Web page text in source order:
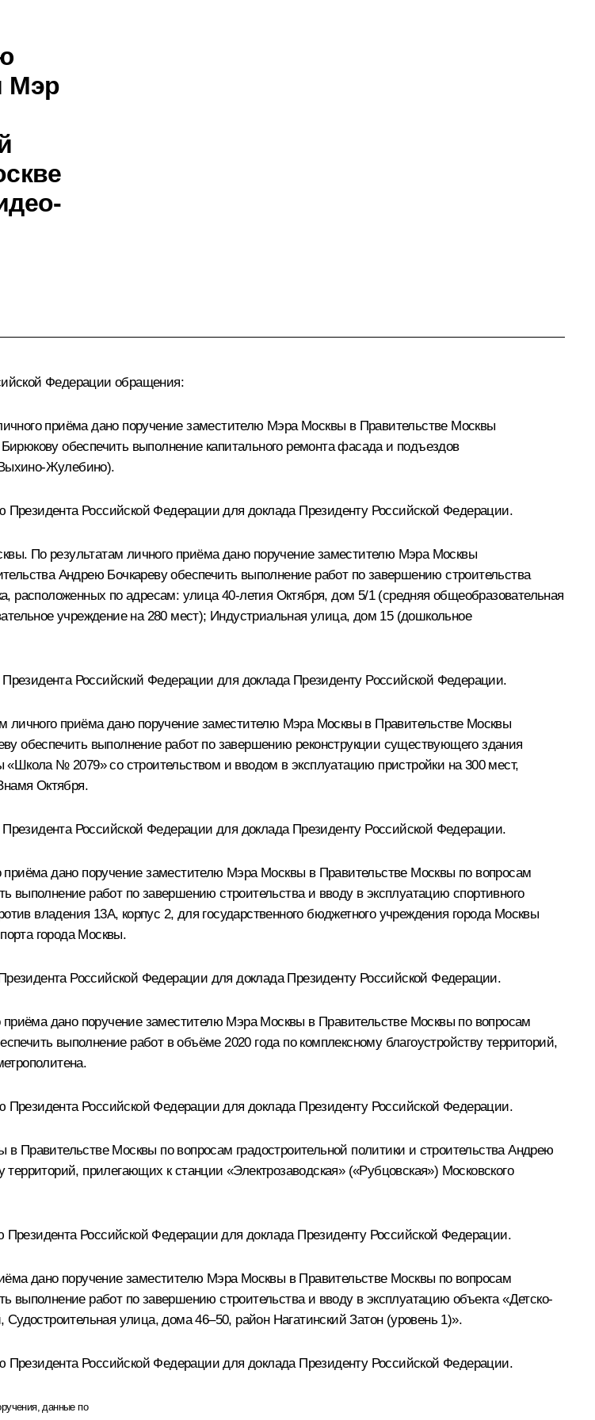
Мэр
Федерации обращения:
приёма дано поручение заместителю Мэра Москвы в Правительстве Москвы
обеспечить выполнение капитального ремонта фасада и подъездов
Выхино-Жулебино).
Российской Федерации для доклада Президенту Российской Федерации.
По результатам личного приёма дано поручение заместителю Мэра Москвы
Андрею Бочкареву обеспечить выполнение работ по завершению строительства
расположенных по адресам: улица 40-летия Октября, дом 5/1 (средняя общеобразовательная
учреждение на 280 мест); Индустриальная улица, дом 15 (дошкольное
Российский Федерации для доклада Президенту Российской Федерации.
личного приёма дано поручение заместителю Мэра Москвы в Правительстве Москвы
обеспечить выполнение работ по завершению реконструкции существующего здания
«Школа № 2079» со строительством и вводом в эксплуатацию пристройки на 300 мест,
Октября.
Российской Федерации для доклада Президенту Российской Федерации.
дано поручение заместителю Мэра Москвы в Правительстве Москвы по вопросам
выполнение работ по завершению строительства и вводу в эксплуатацию спортивного
владения 13А, корпус 2, для государственного бюджетного учреждения города Москвы
города Москвы.
Российской Федерации для доклада Президенту Российской Федерации.
дано поручение заместителю Мэра Москвы в Правительстве Москвы по вопросам
выполнение работ в объёме 2020 года по комплексному благоустройству территорий,
Российской Федерации для доклада Президенту Российской Федерации.
Правительстве Москвы по вопросам градостроительной политики и строительства Андрею
прилегающих к станции «Электрозаводская» («Рубцовская») Московского
Российской Федерации для доклада Президенту Российской Федерации.
дано поручение заместителю Мэра Москвы в Правительстве Москвы по вопросам
выполнение работ по завершению строительства и вводу в эксплуатацию объекта «Детско-
улица, дома 46–50, район Нагатинский Затон (уровень 1)».
Российской Федерации для доклада Президенту Российской Федерации.
данные по